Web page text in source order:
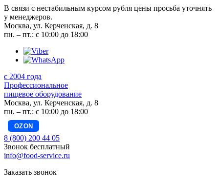
В связи с нестабильным курсом рубля цены просьба уточнять
у менеджеров.
Москва, ул. Керченская, д. 8
пн. – пт.: с 10:00 до 18:00
с 2004 года
Профессиональное
пищевое оборудование
Москва, ул. Керченская, д. 8
пн. – пт.: с 10:00 до 18:00
OZON
8 (800) 200 44 05
Звонок бесплатный
info@food-service.ru
Заказать звонок